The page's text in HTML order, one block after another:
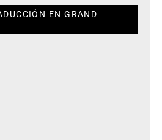
EN GRAND